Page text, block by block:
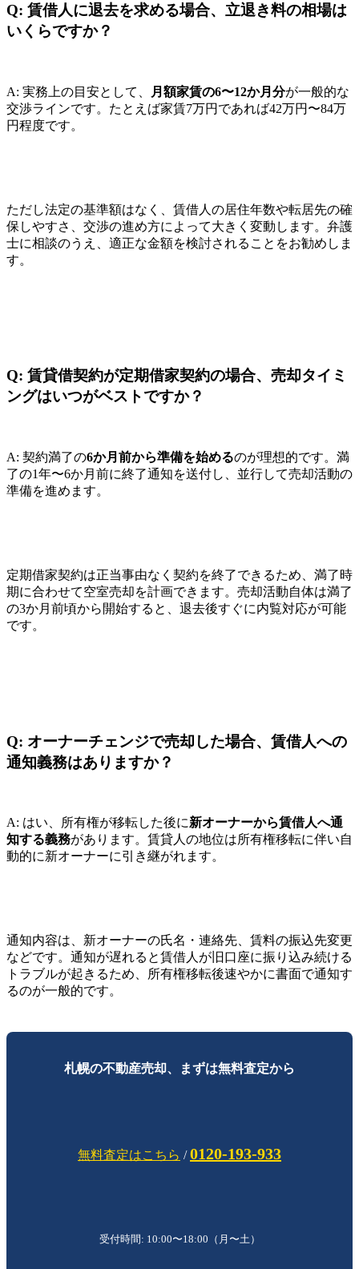
Q: 賃借人に退去を求める場合、立退き料の相場は
いくらですか？
A: 実務上の目安として、 月額家賃の6〜12か月分が一般的な
交渉ラインです。たとえば家賃7万円であれば42万円〜84万
円程度です。
ただし法定の基準額はなく、賃借人の居住年数や転居先の確
保しやすさ、交渉の進め方によって大きく変動します。弁護
士に相談のうえ、適正な金額を検討されることをお勧めしま
す。
Q: 賃貸借契約が定期借家契約の場合、売却タイミ
ングはいつがベストですか？
A: 契約満了の6か月前から準備を始めるのが理想的です。満
了の1年〜6か月前に終了通知を送付し、並行して売却活動の
準備を進めます。
定期借家契約は正当事由なく契約を終了できるため、満了時
期に合わせて空室売却を計画できます。売却活動自体は満了
の3か月前頃から開始すると、退去後すぐに内覧対応が可能
です。
Q: オーナーチェンジで売却した場合、賃借人への
通知義務はありますか？
A: はい、所有権が移転した後に新オーナーから賃借人へ通
知する義務があります。賃貸人の地位は所有権移転に伴い自
動的に新オーナーに引き継がれます。
通知内容は、新オーナーの氏名・連絡先、賃料の振込先変更
などです。通知が遅れると賃借人が旧口座に振り込み続ける
トラブルが起きるため、所有権移転後速やかに書面で通知す
るのが一般的です。
札幌の不動産売却、まずは無料査定から
無料査定はこちら /0120-193-933
受付時間: 10:00〜18:00（月〜土）